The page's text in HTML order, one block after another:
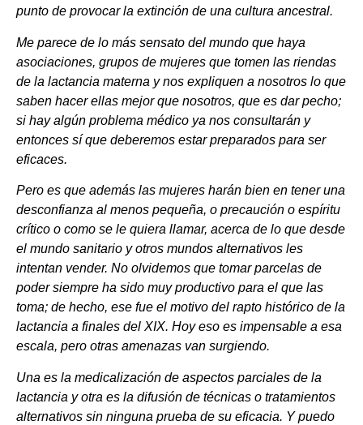
punto de provocar la extinción de una cultura ancestral.
Me parece de lo más sensato del mundo que haya
asociaciones, grupos de mujeres que tomen las riendas
de la lactancia materna y nos expliquen a nosotros lo que
saben hacer ellas mejor que nosotros, que es dar pecho;
si hay algún problema médico ya nos consultarán y
entonces sí que deberemos estar preparados para ser
eficaces.
Pero es que además las mujeres harán bien en tener una
desconfianza al menos pequeña, o precaución o espíritu
crítico o como se le quiera llamar, acerca de lo que desde
el mundo sanitario y otros mundos alternativos les
intentan vender. No olvidemos que tomar parcelas de
poder siempre ha sido muy productivo para el que las
toma; de hecho, ese fue el motivo del rapto histórico de la
lactancia a finales del XIX. Hoy eso es impensable a esa
escala, pero otras amenazas van surgiendo.
Una es la medicalización de aspectos parciales de la
lactancia y otra es la difusión de técnicas o tratamientos
alternativos sin ninguna prueba de su eficacia. Y puedo